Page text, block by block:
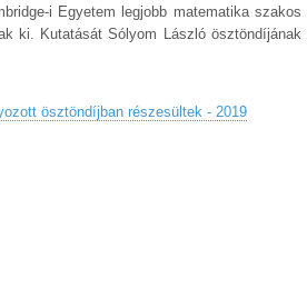
i Egyetem legjobb matematika szakos
ki. Kutatását Sólyom László ösztöndíjának
ösztöndíjban részesültek - 2019